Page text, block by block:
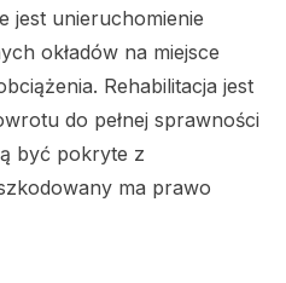
jest unieruchomienie
okładów na miejsce
Rehabilitacja jest
do pełnej sprawności
być pokryte z
ma prawo